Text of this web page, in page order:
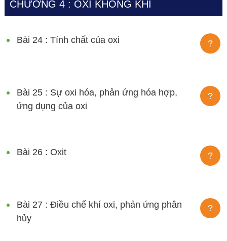
CHƯƠNG 4 : OXI KHÔNG KHÍ
Bài 24 : Tính chất của oxi ?
Bài 25 : Sự oxi hóa, phản ứng hóa hợp,
ứng dụng của oxi
?
Bài 26 : Oxit ?
Bài 27 : Điều chế khí oxi, phản ứng phân
hủy
?